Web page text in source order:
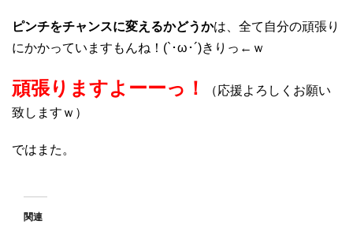
ピンチをチャンスに変えるかどうかは、全て自分の頑張り
にかかっていますもんね！(`･ω･´)きりっ←ｗ
頑張りますよーーっ！
（応援よろしくお願い
致しますｗ）
ではまた。
関連